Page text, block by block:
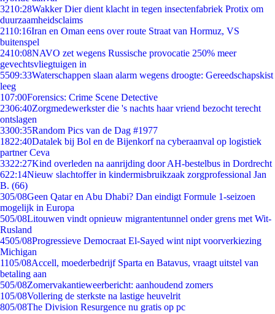
3210:28Wakker Dier dient klacht in tegen insectenfabriek Protix om
duurzaamheidsclaims
2110:16Iran en Oman eens over route Straat van Hormuz, VS
buitenspel
2410:08NAVO zet wegens Russische provocatie 250% meer
gevechtsvliegtuigen in
5509:33Waterschappen slaan alarm wegens droogte: Gereedschapskist
leeg
107:00Forensics: Crime Scene Detective
2306:40Zorgmedewerkster die 's nachts haar vriend bezocht terecht
ontslagen
3300:35Random Pics van de Dag #1977
1822:40Datalek bij Bol en de Bijenkorf na cyberaanval op logistiek
partner Ceva
3322:27Kind overleden na aanrijding door AH-bestelbus in Dordrecht
622:14Nieuw slachtoffer in kindermisbruikzaak zorgprofessional Jan
B. (66)
305/08Geen Qatar en Abu Dhabi? Dan eindigt Formule 1-seizoen
mogelijk in Europa
505/08Litouwen vindt opnieuw migrantentunnel onder grens met Wit-
Rusland
4505/08Progressieve Democraat El-Sayed wint nipt voorverkiezing
Michigan
1105/08Accell, moederbedrijf Sparta en Batavus, vraagt uitstel van
betaling aan
505/08Zomervakantieweerbericht: aanhoudend zomers
105/08Vollering de sterkste na lastige heuvelrit
805/08The Division Resurgence nu gratis op pc